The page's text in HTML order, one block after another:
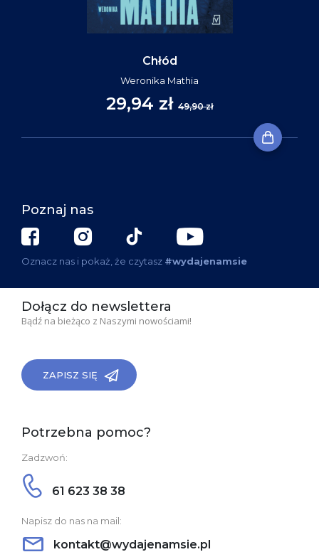
Chłód
Weronika Mathia
29,94 zł 49,90 zł
Poznaj nas
Oznacz nas i pokaż, że czytasz #wydajenamsie
Dołącz do newslettera
Bądź na bieżąco z Naszymi nowościami!
ZAPISZ SIĘ
Potrzebna pomoc?
Zadzwoń:
61 623 38 38
Napisz do nas na mail:
kontakt@wydajenamsie.pl